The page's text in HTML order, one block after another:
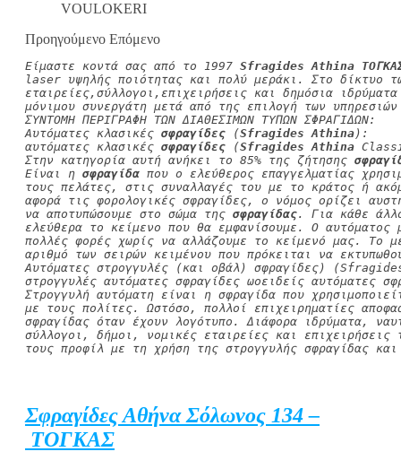
Προηγούμενο Επόμενο
Είμαστε κοντά σας από το 1997 Sfragides Athina
laser υψηλής ποιότητας και πολύ μεράκι. Στο δίκτυο
εταιρείες,σύλλογοι,επιχειρήσεις και δημόσια
μόνιμου συνεργάτη μετά από της επιλογή των
ΣΥΝΤΟΜΗ ΠΕΡΙΓΡΑΦΗ ΤΩΝ ΔΙΑΘΕΣΙΜΩΝ ΤΥΠΩΝ ΣΦΡΑΓΙΔΩΝ:
Αυτόματες κλασικές σφραγίδες (Sfragides Athina):
αυτόματες κλασικές σφραγίδες (Sfragides Athina
Στην κατηγορία αυτή ανήκει το 85% της ζήτησης
Είναι η σφραγίδα που ο ελεύθερος επαγγελματίας
τους πελάτες, στις συναλλαγές του με το κράτος ή
αφορά τις φορολογικές σφραγίδες, ο νόμος ορίζει
να αποτυπώσουμε στο σώμα της σφραγίδας. Για κάθε
ελεύθερα το κείμενο που θα εμφανίσουμε. Ο αυτόματος
πολλές φορές χωρίς να αλλάζουμε το κείμενό μας. Το
αριθμό των σειρών κειμένου που πρόκειται να
Αυτόματες στρογγυλές (και οβάλ) σφραγίδες)
στρογγυλές αυτόματες σφραγίδες ωοειδείς αυτόματες
Στρογγυλή αυτόματη είναι η σφραγίδα που
με τους πολίτες. Ωστόσο, πολλοί επιχειρηματίες
σφραγίδας όταν έχουν λογότυπο. Διάφορα ιδρύματα,
σύλλογοι, δήμοι, νομικές εταιρείες και επιχειρήσεις
τους προφίλ με τη χρήση της στρογγυλής σφραγίδας
Σφραγίδες Αθήνα Σόλωνος 134 –
ΤΟΓΚΑΣ